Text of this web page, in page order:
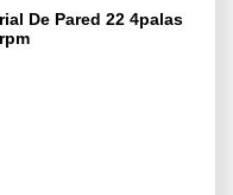
De Pared 22 4palas